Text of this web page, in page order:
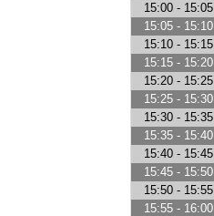
15:00 - 15:05
15:05 - 15:10
15:10 - 15:15
15:15 - 15:20
15:20 - 15:25
15:25 - 15:30
15:30 - 15:35
15:35 - 15:40
15:40 - 15:45
15:45 - 15:50
15:50 - 15:55
15:55 - 16:00